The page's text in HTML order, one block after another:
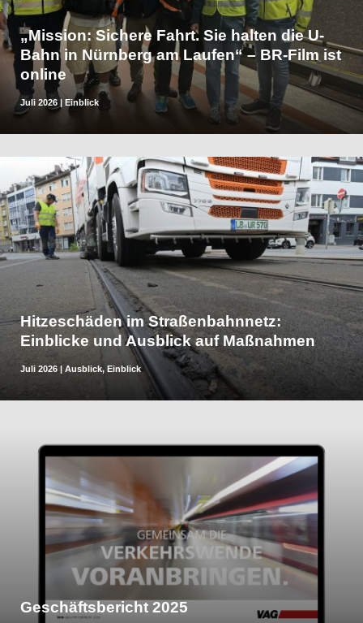
„Mission: Sichere Fahrt. Sie halten die U-
Bahn in Nürnberg am Laufen“ – BR-Film ist
online
Juli 2026 | Einblick
Hitzeschäden im Straßenbahnnetz:
Einblicke und Ausblick auf Maßnahmen
Juli 2026 | Ausblick, Einblick
Geschäftsbericht 2025